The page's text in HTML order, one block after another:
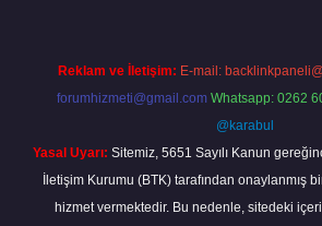
Reklam ve İletişim: E-mail:
forumhizmeti@gmail.com Whatsapp: 0262
@karabul
Yasal Uyarı: Sitemiz, 5651 Sayılı Kanun
İletişim Kurumu (BTK) tarafından onaylanmış
hizmet vermektedir. Bu nedenle, sitedeki